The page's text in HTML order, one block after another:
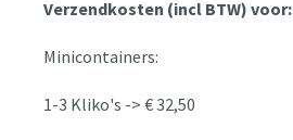
Verzendkosten (incl BTW) voor:
Minicontainers:
1-3 Kliko's -> € 32,50